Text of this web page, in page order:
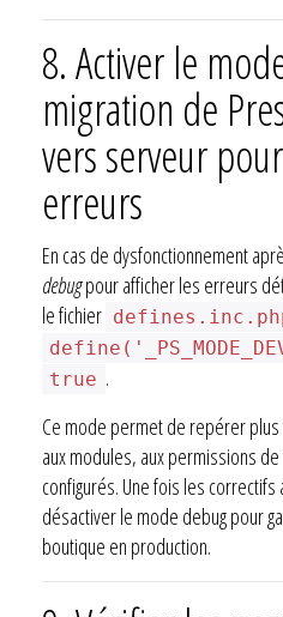
8.Activer le
migration de
vers serveur
erreurs
En cas de dysfonctionnement
debugpour afficher les erreurs
le fichier
true .
Ce mode permet de repérer
aux modules, aux permissions
configurés. Une fois les
désactiver le mode debug pour
boutique en production.